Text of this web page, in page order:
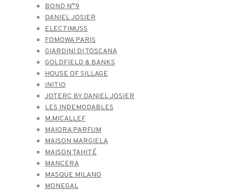
BOND N°9
DANIEL JOSIER
ELECTIMUSS
FOMOWA PARIS
GIARDINI DI TOSCANA
GOLDFIELD & BANKS
HOUSE OF SILLAGE
INITIO
JOTERC BY DANIEL JOSIER
LES INDEMODABLES
M.MICALLEF
MAIORA PARFUM
MAISON MARGIELA
MAISON TAHITÉ
MANCERA
MASQUE MILANO
MONEGAL